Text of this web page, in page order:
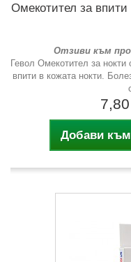
Омекотител за
Отзиви към
Гевол Омекотител за
впити в кожата нокти.
Добави към